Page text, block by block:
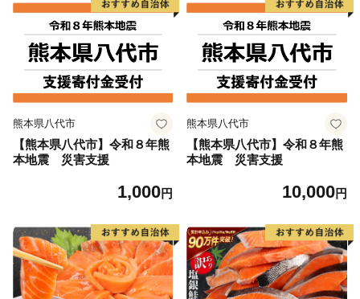
熊本県八代市
【熊本県八代市】令和８年熊
本地震 災害支援
1,000円
熊本県八代市
【熊本県八代市】令和８年熊
本地震 災害支援
10,000円